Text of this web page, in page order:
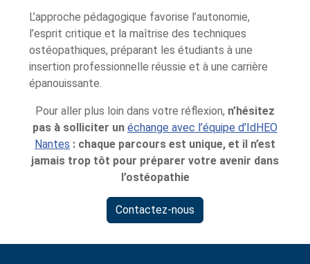
L’approche pédagogique favorise l’autonomie,
l’esprit critique et la maîtrise des techniques
ostéopathiques, préparant les étudiants à une
insertion professionnelle réussie et à une carrière
épanouissante.
Pour aller plus loin dans votre réflexion, n’hésitez
pas à solliciter un échange avec l’équipe d’IdHEO
Nantes : chaque parcours est unique, et il n’est
jamais trop tôt pour préparer votre avenir dans
l’ostéopathie
Contactez-nous